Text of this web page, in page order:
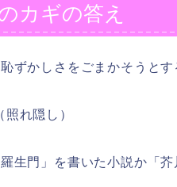
カギの答え
ずかしさをごまかそうと
れ隠し）
生門」を書いた小説か「